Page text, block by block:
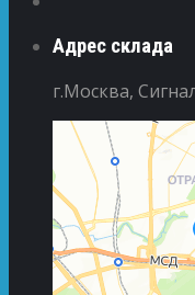
Адрес склада
г.Москва,